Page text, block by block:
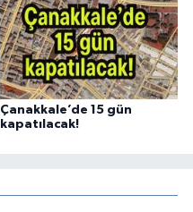
Çanakkale’de 15 gün
kapatılacak!